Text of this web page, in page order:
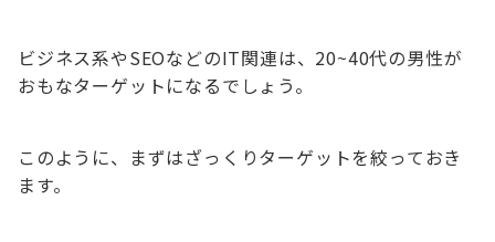
ビジネス系やSEOなどのIT関連は、20~40代の男性が
おもなターゲットになるでしょう。
このように、まずはざっくりターゲットを絞っておき
ます。